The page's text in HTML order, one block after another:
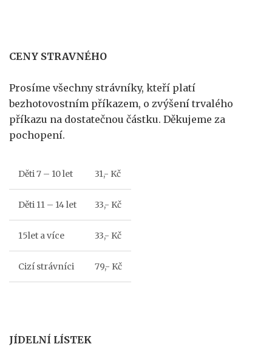
CENY STRAVNÉHO
Prosíme všechny strávníky, kteří platí
bezhotovostním příkazem, o zvýšení trvalého
příkazu na dostatečnou částku. Děkujeme za
pochopení.
Děti 7 – 10 let 31,- Kč
Děti 11 – 14 let 33,- Kč
15let a více 33,- Kč
Cizí strávníci 79,- Kč
JÍDELNÍ LÍSTEK